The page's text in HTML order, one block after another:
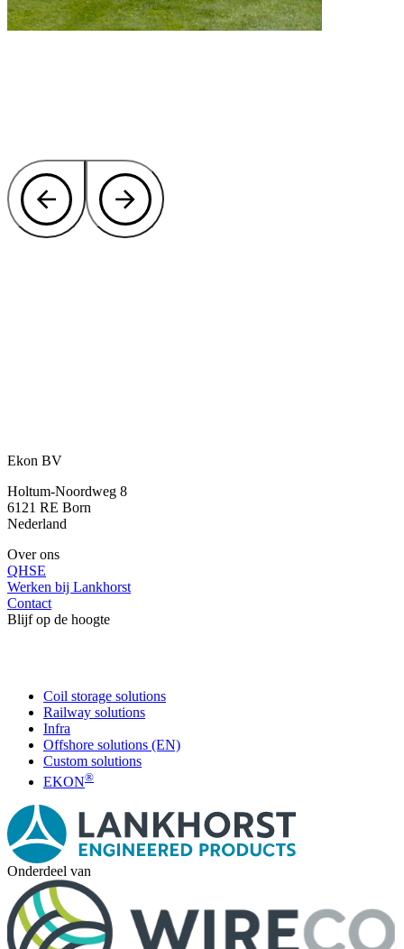
Ekon BV
Holtum-Noordweg 8
6121 RE Born
Nederland
Over ons
QHSE
Werken bij Lankhorst
Contact
Blijf op de hoogte
Coil storage solutions
Railway solutions
Infra
Offshore solutions (EN)
Custom solutions
EKON®
Onderdeel van